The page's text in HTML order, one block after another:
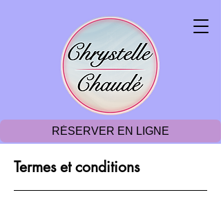
RÉSERVER EN LIGNE
Termes et conditions